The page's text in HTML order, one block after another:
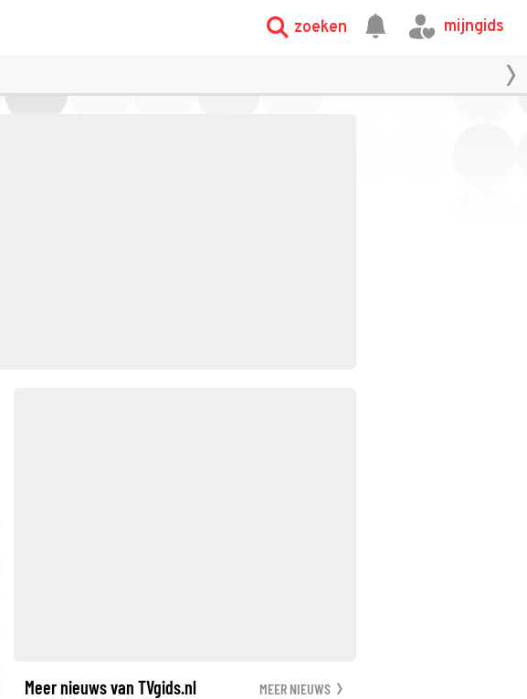
zoeken mijngids
Meer nieuws van TVgids.nl MEER NIEUWS